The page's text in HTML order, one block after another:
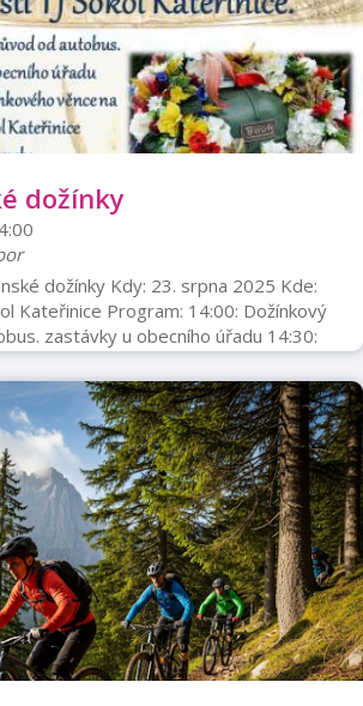
dožínky
dožínky Kdy: 23. srpna 2025 Kde:
Kateřinice Program: 14:00: Dožínkový
zastávky u obecního úřadu 14:30:
věnce na hřišti TJ Sokol Kateřinice
kapely Petrvald'anka 15:00:
řízených modelů 17:00:
o nejlepší „sladký závin“ 19:00:
Maras Banda Doprovodné aktivity:
děti Skákací hrady Cyklokuriozity